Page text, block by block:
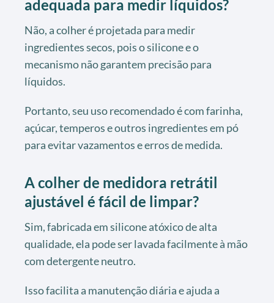
adequada para medir líquidos?
Não, a colher é projetada para medir
ingredientes secos, pois o silicone e o
mecanismo não garantem precisão para
líquidos.
Portanto, seu uso recomendado é com farinha,
açúcar, temperos e outros ingredientes em pó
para evitar vazamentos e erros de medida.
A colher de medidora retrátil
ajustável é fácil de limpar?
Sim, fabricada em silicone atóxico de alta
qualidade, ela pode ser lavada facilmente à mão
com detergente neutro.
Isso facilita a manutenção diária e ajuda a